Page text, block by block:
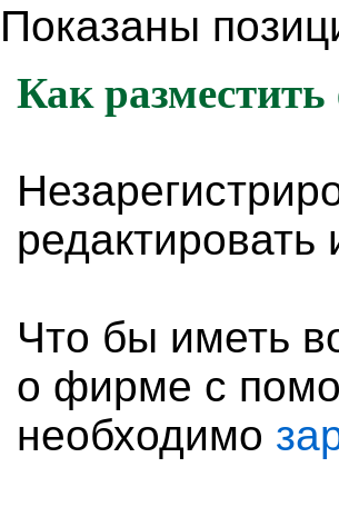
Показаны
Как
Что бы иметь
о фирме с
необходимо